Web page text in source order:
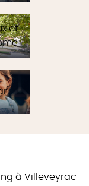
et
à Villeveyrac